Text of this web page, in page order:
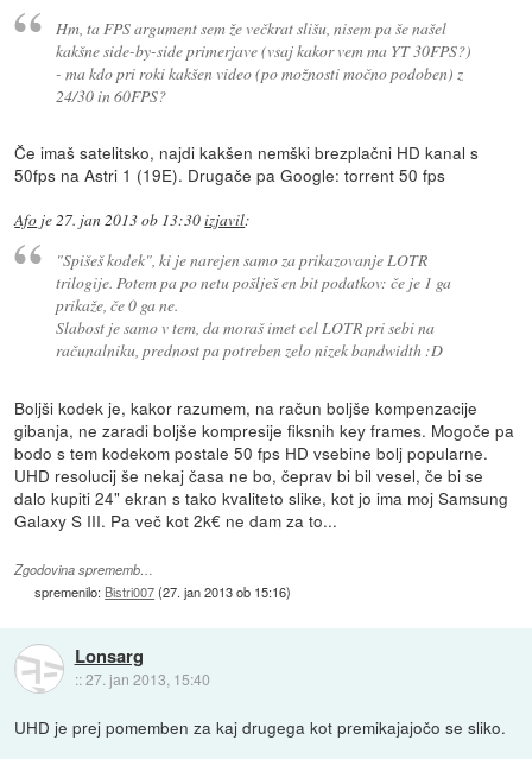
Hm, ta FPS argument sem že večkrat slišu, nisem pa še našel
kakšne side-by-side primerjave (vsaj kakor vem ma YT 30FPS?)
- ma kdo pri roki kakšen video (po možnosti močno podoben) z
24/30 in 60FPS?
Če imaš satelitsko, najdi kakšen nemški brezplačni HD kanal s
50fps na Astri 1 (19E). Drugače pa Google: torrent 50 fps
Afo je27. jan 2013 ob 13:30izjavil:
"Spišeš kodek", ki je narejen samo za prikazovanje LOTR
trilogije. Potem pa po netu pošlješ en bit podatkov: če je 1 ga
prikaže, če 0 ga ne.
Slabost je samo v tem, da moraš imet cel LOTR pri sebi na
računalniku, prednost pa potreben zelo nizek bandwidth :D
Boljši kodek je, kakor razumem, na račun boljše kompenzacije
gibanja, ne zaradi boljše kompresije fiksnih key frames. Mogoče pa
bodo s tem kodekom postale 50 fps HD vsebine bolj popularne.
UHD resolucij še nekaj časa ne bo, čeprav bi bil vesel, če bi se
dalo kupiti 24" ekran s tako kvaliteto slike, kot jo ima moj Samsung
Galaxy S III. Pa več kot 2k€ ne dam za to...
Zgodovina sprememb…
spremenilo: Bistri007(27. jan 2013 ob 15:16)
Lonsarg
::27. jan 2013, 15:40
UHD je prej pomemben za kaj drugega kot premikajajočo se sliko.